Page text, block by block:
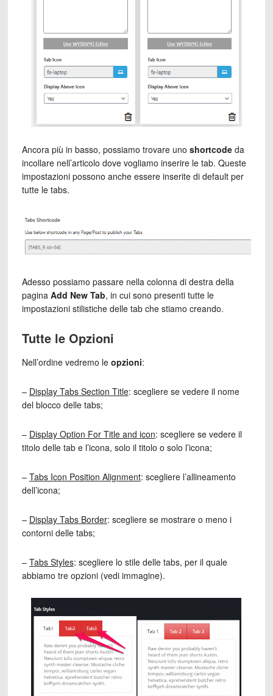
Ancora più in basso, possiamo trovare uno shortcodeda
incollare nell’articolo dove vogliamo inserire le tab. Queste
impostazioni possono anche essere inserite di default per
tutte le tabs.
Adesso possiamo passare nella colonna di destra della
pagina Add New Tab, in cui sono presenti tutte le
impostazioni stilistiche delle tab che stiamo creando.
Tutte le Opzioni
Nell’ordine vedremo le opzioni:
– Display Tabs Section Title: scegliere se vedere il nome
del blocco delle tabs;
– Display Option For Title and icon: scegliere se vedere il
titolo delle tab e l’icona, solo il titolo o solo l’icona;
– Tabs Icon Position Alignment: scegliere l’allineamento
dell’icona;
– Display Tabs Border: scegliere se mostrare o meno i
contorni delle tabs;
– Tabs Styles: scegliere lo stile delle tabs, per il quale
abbiamo tre opzioni (vedi immagine).